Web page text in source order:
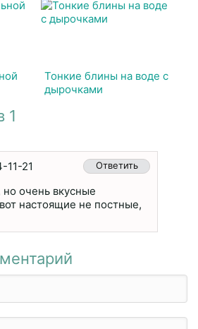
Тонкие блины на воде с
дырочками
1
11-21 Ответить
очень вкусные
настоящие не постные,